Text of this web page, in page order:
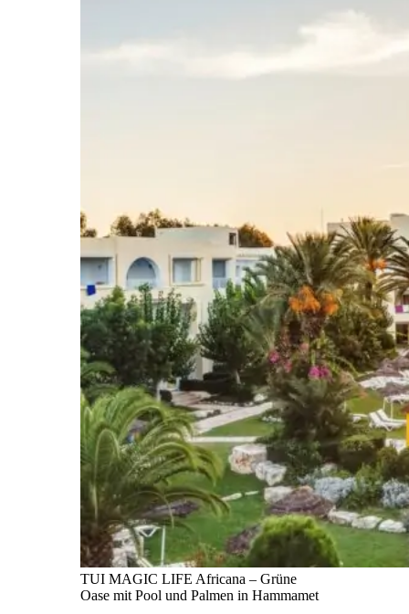
TUI MAGIC LIFE Africana – Grüne
Oase mit Pool und Palmen in Hammamet